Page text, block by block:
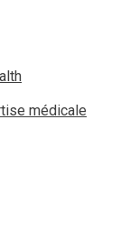
médicale